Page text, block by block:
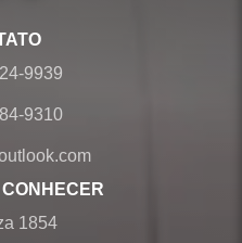
9939
9310
1854